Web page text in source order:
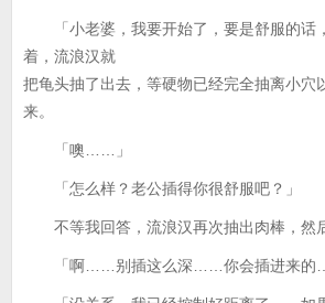
「小老婆，我要开始了，要是舒服的话
着，流浪汉就
把龟头抽了出去，等硬物已经完全抽离小穴
来。
「噢……」
「怎么样？老公插得你很舒服吧？」
不等我回答，流浪汉再次抽出肉棒，然后
「啊……别插这么深……你会插进来的